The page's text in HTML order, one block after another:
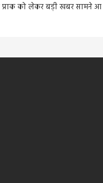
प्राक को लेकर बड़ी खबर सामने आ